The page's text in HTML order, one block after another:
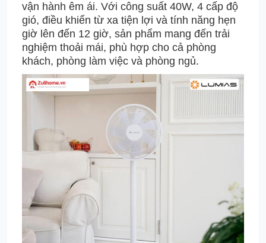
vận hành êm ái. Với công suất 40W, 4 cấp độ
gió, điều khiển từ xa tiện lợi và tính năng hẹn
giờ lên đến 12 giờ, sản phẩm mang đến trải
nghiệm thoải mái, phù hợp cho cả phòng
khách, phòng làm việc và phòng ngủ.